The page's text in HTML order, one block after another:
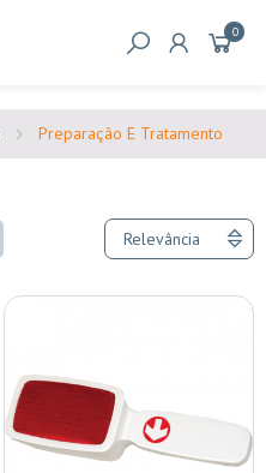
0
Preparação E Tratamento
Relevância